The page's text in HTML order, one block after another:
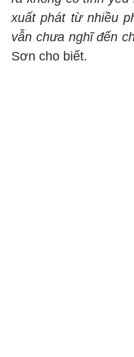
xuất phát từ nhiều
vẫn chưa nghĩ đến
Sơn cho biết.